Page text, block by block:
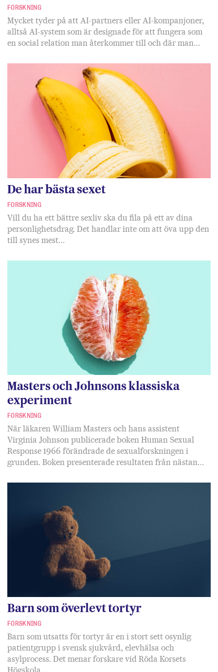
FORSKNING
Mycket tyder på att AI-partners eller AI-kompanjoner,
alltså AI-system som är designade för att fungera som
en social relation man återkommer till och där man…
De har bästa sexet
FORSKNING
Vill du ha ett bättre sexliv ska du fila på ett av dina
personlighetsdrag. Det handlar inte om att öva upp den
till synes mest…
Masters och Johnsons klassiska
experiment
FORSKNING
När läkaren William Masters och hans assistent
Virginia Johnson publicerade boken Human Sexual
Response 1966 förändrade de sexualforskningen i
grunden. Boken presenterade resultaten från nästan…
Barn som överlevt tortyr
FORSKNING
Barn som utsatts för tortyr är en i stort sett osynlig
patientgrupp i svensk sjukvård, elevhälsa och
asylprocess. Det menar forskare vid Röda Korsets